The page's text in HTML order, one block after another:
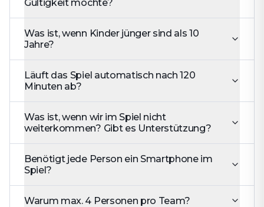
Gültigkeit möchte?
Was ist, wenn Kinder jünger sind als 10
Jahre?
Läuft das Spiel automatisch nach 120
Minuten ab?
Was ist, wenn wir im Spiel nicht
weiterkommen? Gibt es Unterstützung?
Benötigt jede Person ein Smartphone im
Spiel?
Warum max. 4 Personen pro Team?